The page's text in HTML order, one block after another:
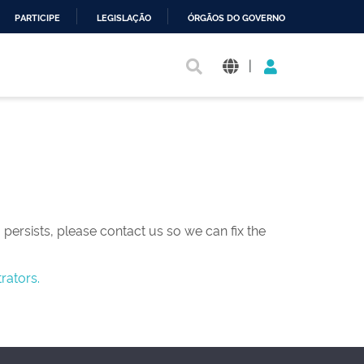
PARTICIPE LEGISLAÇÃO ÓRGÃOS DO GOVERNO
|
please contact us so we can fix the